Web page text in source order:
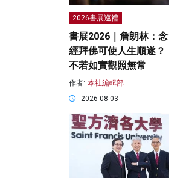
2026書展巡禮
書展2026｜詹朗林：念
經拜佛可使人生順遂？
不若如實觀照無常
作者: 本社編輯部
2026-08-03